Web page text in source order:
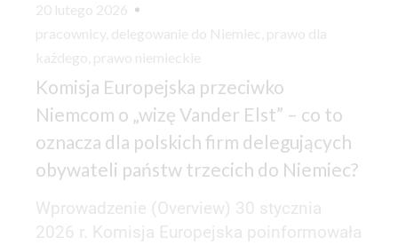
20 lutego 2026
pracownicy delegowanie do Niemiec
prawo dla
każdego prawo niemieckie
Komisja Europejska przeciwko
Niemcom o „wizę Vander Elst” – co to
oznacza dla polskich firm delegujących
obywateli państw trzecich do Niemiec?
Wprowadzenie (Overview) 30 stycznia
2026 r. Komisja Europejska poinformowała